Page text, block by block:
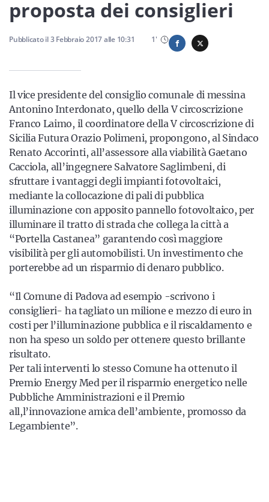
Servizi
Resta sempre aggiornato con le ultime news, iscriviti alla
nostra newsletter
Iscriviti
proposta dei consiglieri
Pubblicato il3 Febbraio 2017alle 10:31 1'
Il vice presidente del consiglio comunale di messina
Antonino Interdonato, quello della V circoscrizione
Franco Laimo, il coordinatore della V circoscrizione di
Sicilia Futura Orazio Polimeni, propongono, al Sindaco
Renato Accorinti, all’assessore alla viabilità Gaetano
Cacciola, all’ingegnere Salvatore Saglimbeni, di
sfruttare i vantaggi degli impianti fotovoltaici,
mediante la collocazione di pali di pubblica
illuminazione con apposito pannello fotovoltaico, per
illuminare il tratto di strada che collega la città a
“Portella Castanea” garantendo così maggiore
visibilità per gli automobilisti. Un investimento che
porterebbe ad un risparmio di denaro pubblico.
“Il Comune di Padova ad esempio -scrivono i
consiglieri- ha tagliato un milione e mezzo di euro in
costi per l’illuminazione pubblica e il riscaldamento e
non ha speso un soldo per ottenere questo brillante
risultato.
Per tali interventi lo stesso Comune ha ottenuto il
Premio Energy Med per il risparmio energetico nelle
Pubbliche Amministrazioni e il Premio
all,l’innovazione amica dell’ambiente, promosso da
Legambiente”.